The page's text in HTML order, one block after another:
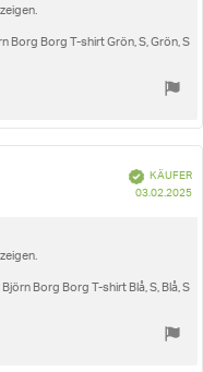
Borg Borg T-shirt Grön, S, Grön, S
VerifiziertKÄUFER
03.02.2025
Björn Borg Borg T-shirt Blå, S, Blå, S